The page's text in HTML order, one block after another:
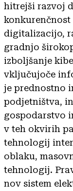
hitrejši razvoj
digitalizacijo,
gradnjo
izboljšanje
vključujoče
je prednostno
podjetništva,
gospodarstvo
v teh okvirih
tehnologij
oblaku,
tehnologij.
nov sistem